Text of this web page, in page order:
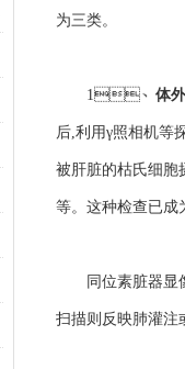
为三类。
1、 体外
后,利用γ照相机等探
被肝脏的枯氏细胞摄
等。这种检查已
同位素脏器显像不
扫描则反映肺灌注